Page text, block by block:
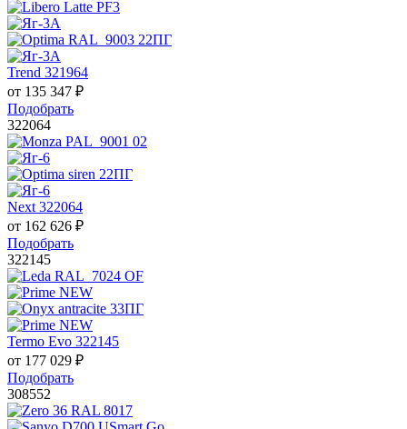
Trend 321964
от 135 347 ₽
Подобрать
322064
Next 322064
от 162 626 ₽
Подобрать
322145
Termo Evo 322145
от 177 029 ₽
Подобрать
308552